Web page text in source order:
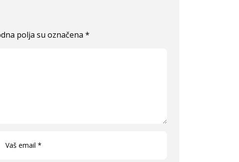
polja su označena *